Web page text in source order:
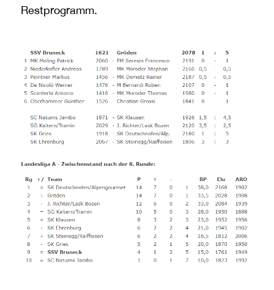
Restprogramm.